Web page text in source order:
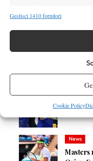
Gestisci 1410 fornitori
Cookie Policy
Arnaldi
A
Masters
Bolelli/
News
Masters